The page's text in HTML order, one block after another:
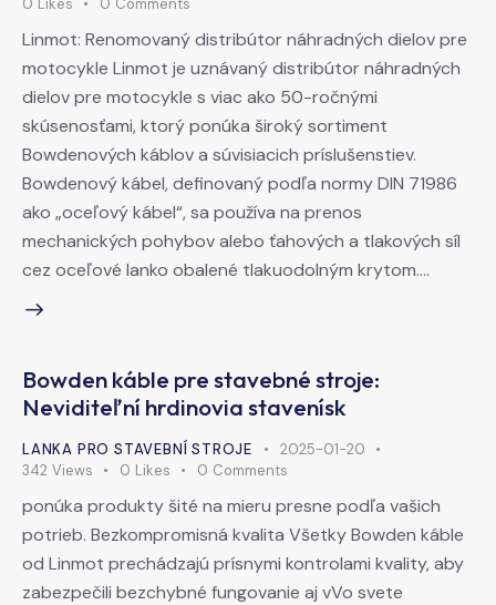
0 Likes 0 Comments
Linmot: Renomovaný distribútor náhradných dielov pre
motocykle Linmot je uznávaný distribútor náhradných
dielov pre motocykle s viac ako 50-ročnými
skúsenosťami, ktorý ponúka široký sortiment
Bowdenových káblov a súvisiacich príslušenstiev.
Bowdenový kábel, definovaný podľa normy DIN 71986
ako „oceľový kábel“, sa používa na prenos
mechanických pohybov alebo ťahových a tlakových síl
cez oceľové lanko obalené tlakuodolným krytom.…
Bowden káble pre stavebné stroje:
Neviditeľní hrdinovia stavenísk
LANKA PRO STAVEBNÍ STROJE
2025-01-20
342 Views 0 Likes 0 Comments
ponúka produkty šité na mieru presne podľa vašich
potrieb. Bezkompromisná kvalita Všetky Bowden káble
od Linmot prechádzajú prísnymi kontrolami kvality, aby
zabezpečili bezchybné fungovanie aj vVo svete